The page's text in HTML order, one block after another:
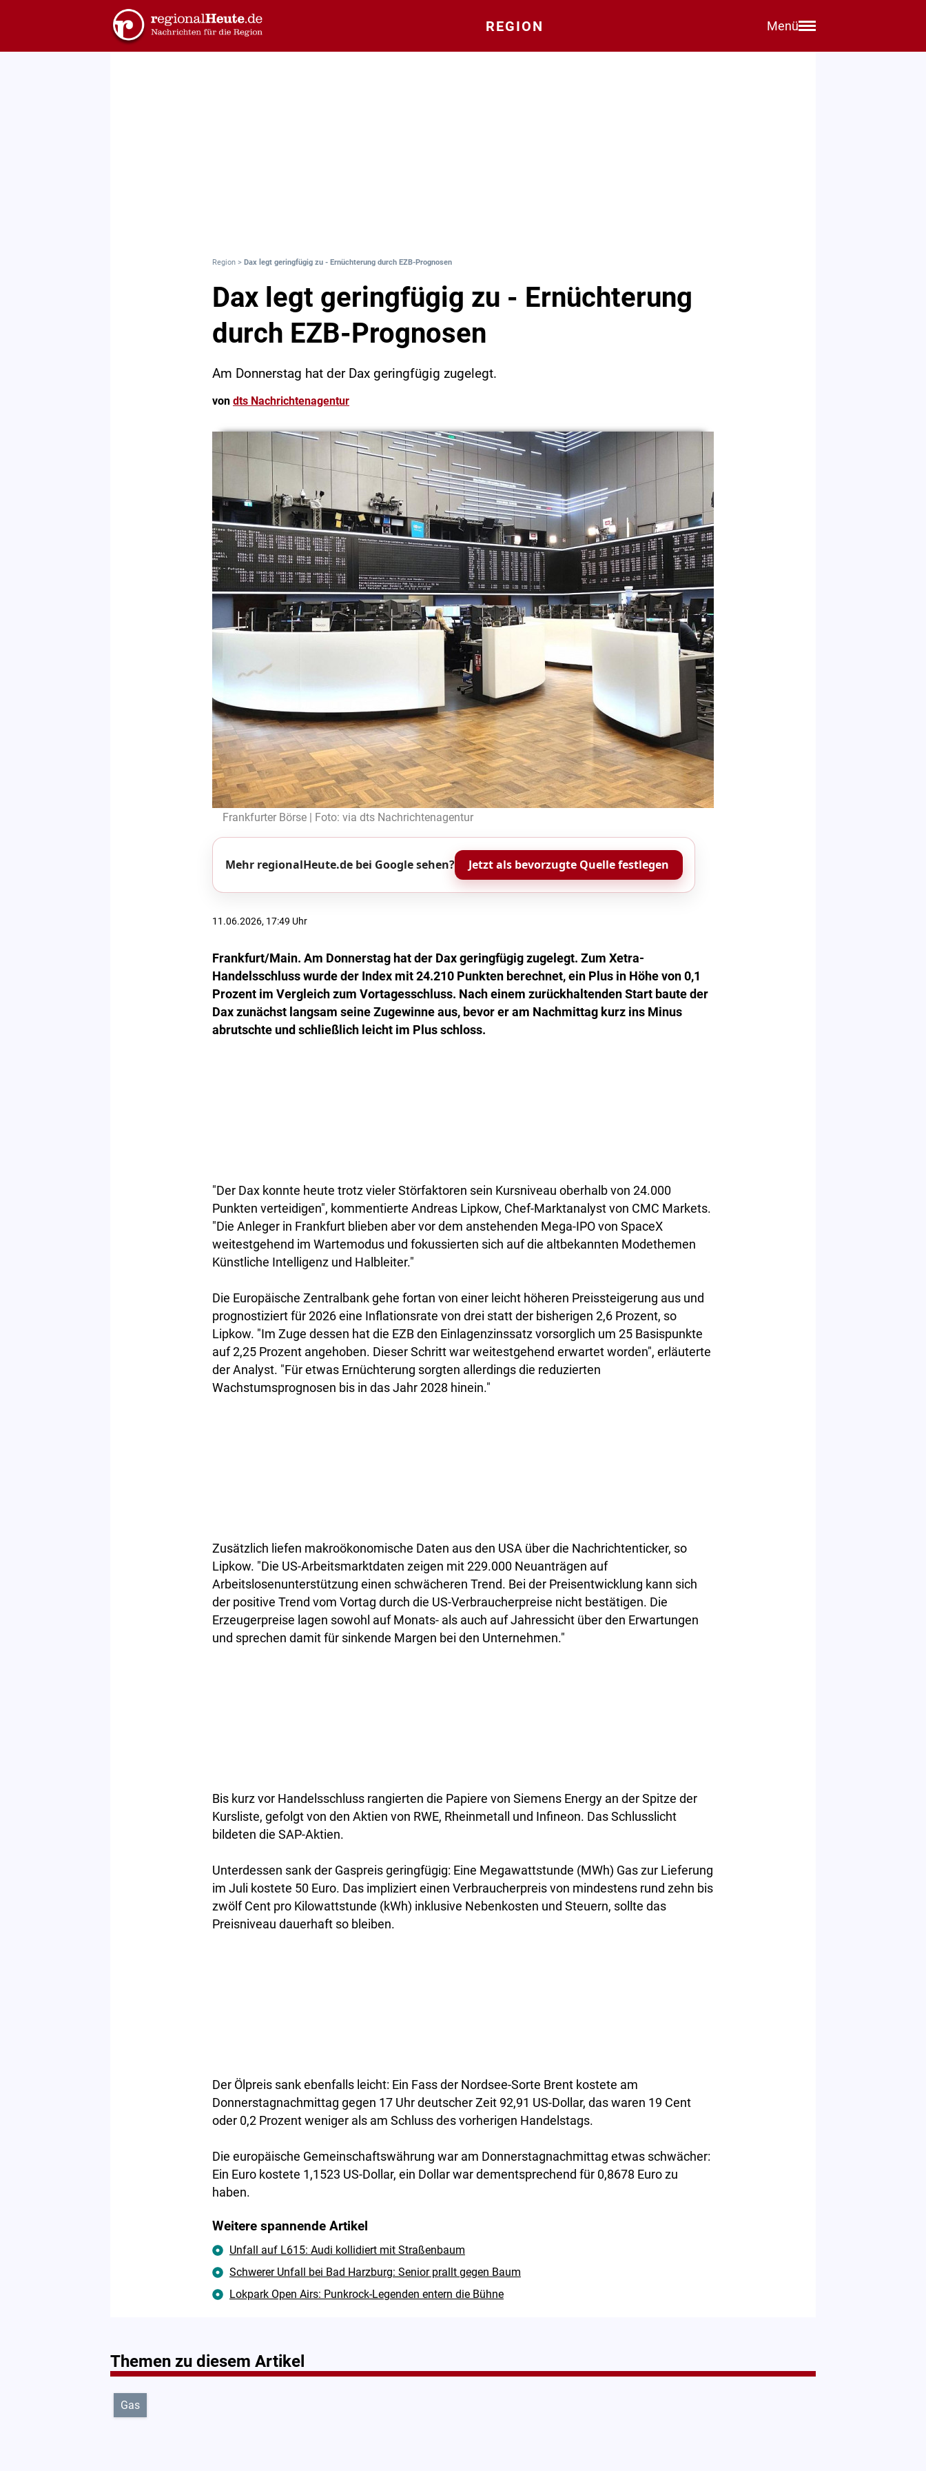
REGION Menü
Region > Dax legt geringfügig zu - Ernüchterung durch EZB-Prognosen
Dax legt geringfügig zu - Ernüchterung
durch EZB-Prognosen
Am Donnerstag hat der Dax geringfügig zugelegt.
von dts Nachrichtenagentur
Frankfurter Börse | Foto: via dts Nachrichtenagentur
Mehr regionalHeute.de bei Google sehen? Jetzt als bevorzugte Quelle festlegen
11.06.2026, 17:49 Uhr
Frankfurt/Main. Am Donnerstag hat der Dax geringfügig zugelegt. Zum Xetra-
Handelsschluss wurde der Index mit 24.210 Punkten berechnet, ein Plus in Höhe von 0,1
Prozent im Vergleich zum Vortagesschluss. Nach einem zurückhaltenden Start baute der
Dax zunächst langsam seine Zugewinne aus, bevor er am Nachmittag kurz ins Minus
abrutschte und schließlich leicht im Plus schloss.
"Der Dax konnte heute trotz vieler Störfaktoren sein Kursniveau oberhalb von 24.000
Punkten verteidigen", kommentierte Andreas Lipkow, Chef-Marktanalyst von CMC Markets.
"Die Anleger in Frankfurt blieben aber vor dem anstehenden Mega-IPO von SpaceX
weitestgehend im Wartemodus und fokussierten sich auf die altbekannten Modethemen
Künstliche Intelligenz und Halbleiter."
Die Europäische Zentralbank gehe fortan von einer leicht höheren Preissteigerung aus und
prognostiziert für 2026 eine Inflationsrate von drei statt der bisherigen 2,6 Prozent, so
Lipkow. "Im Zuge dessen hat die EZB den Einlagenzinssatz vorsorglich um 25 Basispunkte
auf 2,25 Prozent angehoben. Dieser Schritt war weitestgehend erwartet worden", erläuterte
der Analyst. "Für etwas Ernüchterung sorgten allerdings die reduzierten
Wachstumsprognosen bis in das Jahr 2028 hinein."
Zusätzlich liefen makroökonomische Daten aus den USA über die Nachrichtenticker, so
Lipkow. "Die US-Arbeitsmarktdaten zeigen mit 229.000 Neuanträgen auf
Arbeitslosenunterstützung einen schwächeren Trend. Bei der Preisentwicklung kann sich
der positive Trend vom Vortag durch die US-Verbraucherpreise nicht bestätigen. Die
Erzeugerpreise lagen sowohl auf Monats- als auch auf Jahressicht über den Erwartungen
und sprechen damit für sinkende Margen bei den Unternehmen."
Bis kurz vor Handelsschluss rangierten die Papiere von Siemens Energy an der Spitze der
Kursliste, gefolgt von den Aktien von RWE, Rheinmetall und Infineon. Das Schlusslicht
bildeten die SAP-Aktien.
Unterdessen sank der Gaspreis geringfügig: Eine Megawattstunde (MWh) Gas zur Lieferung
im Juli kostete 50 Euro. Das impliziert einen Verbraucherpreis von mindestens rund zehn bis
zwölf Cent pro Kilowattstunde (kWh) inklusive Nebenkosten und Steuern, sollte das
Preisniveau dauerhaft so bleiben.
Der Ölpreis sank ebenfalls leicht: Ein Fass der Nordsee-Sorte Brent kostete am
Donnerstagnachmittag gegen 17 Uhr deutscher Zeit 92,91 US-Dollar, das waren 19 Cent
oder 0,2 Prozent weniger als am Schluss des vorherigen Handelstags.
Die europäische Gemeinschaftswährung war am Donnerstagnachmittag etwas schwächer:
Ein Euro kostete 1,1523 US-Dollar, ein Dollar war dementsprechend für 0,8678 Euro zu
haben.
Weitere spannende Artikel
Unfall auf L615: Audi kollidiert mit Straßenbaum
Schwerer Unfall bei Bad Harzburg: Senior prallt gegen Baum
Lokpark Open Airs: Punkrock-Legenden entern die Bühne
Themen zu diesem Artikel
Gas